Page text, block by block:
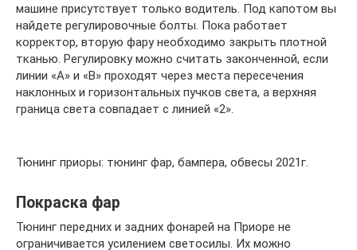
машине присутствует только водитель. Под капотом вы
найдете регулировочные болты. Пока работает
корректор, вторую фару необходимо закрыть плотной
тканью. Регулировку можно считать законченной, если
линии «A» и «B» проходят через места пересечения
наклонных и горизонтальных пучков света, а верхняя
граница света совпадает с линией «2».
Тюнинг приоры: тюнинг фар, бампера, обвесы 2021г.
Покраска фар
Тюнинг передних и задних фонарей на Приоре не
ограничивается усилением светосилы. Их можно